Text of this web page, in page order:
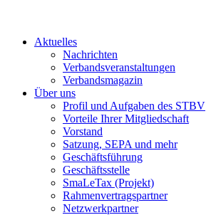
Aktuelles
Nachrichten
Verbandsveranstaltungen
Verbandsmagazin
Über uns
Profil und Aufgaben des STBV
Vorteile Ihrer Mitgliedschaft
Vorstand
Satzung, SEPA und mehr
Geschäftsführung
Geschäftsstelle
SmaLeTax (Projekt)
Rahmenvertragspartner
Netzwerkpartner